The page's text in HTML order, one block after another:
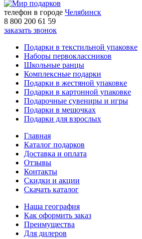
телефон в городе Челябинск
8 800 200 61 59
заказать звонок
Подарки в текстильной упаковке
Наборы первоклассников
Школьные ранцы
Комплексные подарки
Подарки в жестяной упаковке
Подарки в картонной упаковке
Подарочные сувениры и игры
Подарки в мешочках
Подарки для взрослых
Главная
Каталог подарков
Доставка и оплата
Отзывы
Контакты
Скидки и акции
Скачать каталог
Наша география
Как оформить заказ
Преимущества
Для дилеров